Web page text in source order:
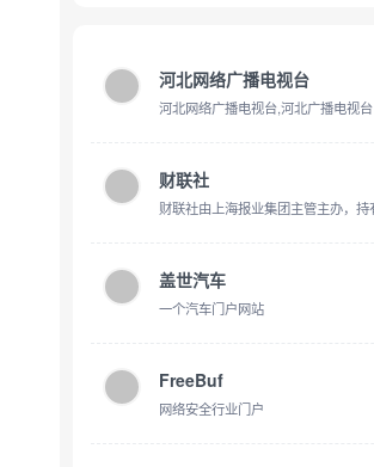
河北网络广播电视台
河北网络广播电视台,河北广播电视台
财联社
盖世汽车
一个汽车门户网站
FreeBuf
网络安全行业门户